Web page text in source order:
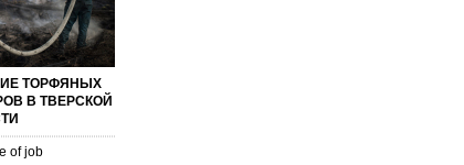
ТОРФЯНЫХ
В ТВЕРСКОЙ
of job